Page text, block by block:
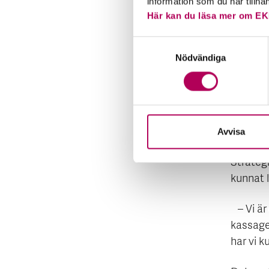
Här kan du läsa mer om
Nödvändiga
Avvisa
En
och
EKN
kunnat
– Vi
har vi